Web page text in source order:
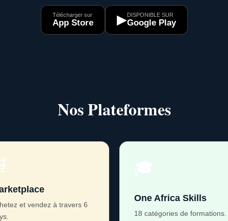
Télécharger sur
App Store ▶DISPONIBLE SUR
Google Play
Nos Plateformes
et vendez à travers 6
One Africa Skills
18 catégories de formations.